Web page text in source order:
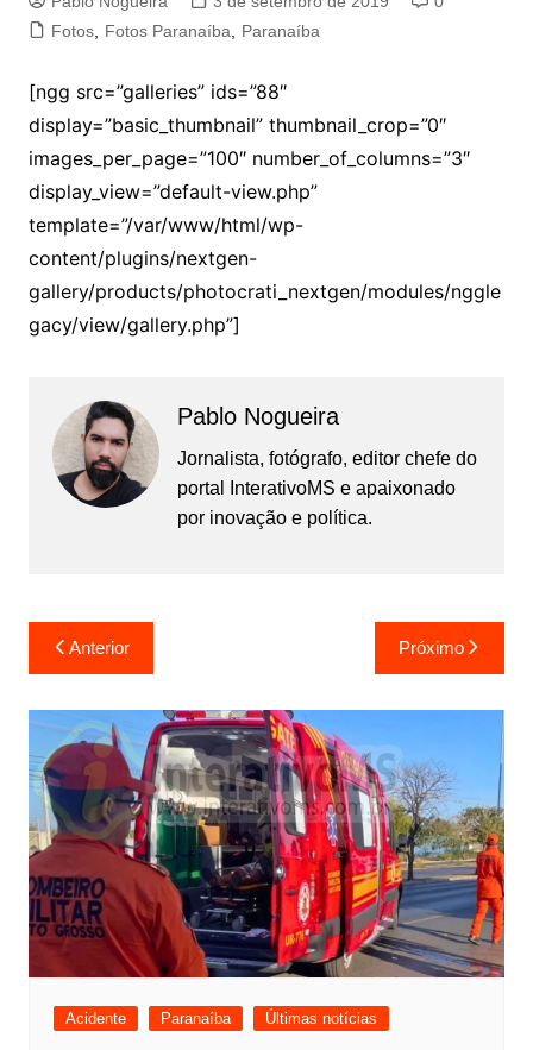
Fotos, Fotos Paranaíba Paranaíba
[ngg src=”galleries” ids=”88″
display=”basic_thumbnail” thumbnail_crop=”0″
images_per_page=”100″ number_of_columns=”3″
display_view=”default-view.php”
template=”/var/www/html/wp-
content/plugins/nextgen-
gallery/products/photocrati_nextgen/modules/nggle
gacy/view/gallery.php”]
Pablo Nogueira
Jornalista, fotógrafo, editor chefe do
portal InterativoMS e apaixonado
por inovação e política.
Navegação
de
Post
Anterior Próximo
Acidente Paranaíba Últimas notícias